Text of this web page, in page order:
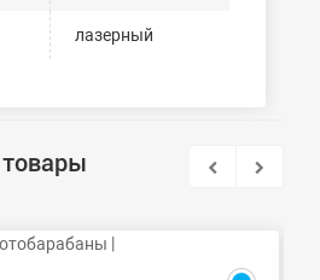
лазерный
|